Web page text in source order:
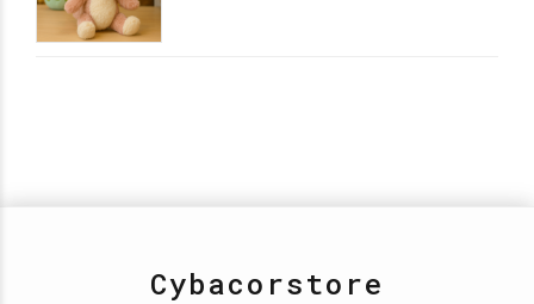
Cybacorstore